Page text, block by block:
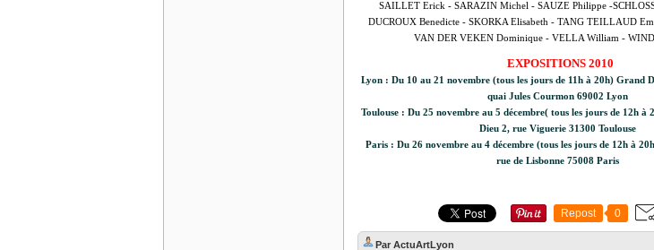
SAILLET Erick - SARAZIN Michel - SAUZE Philippe -
DUCROUX Benedicte - SKORKA Elisabeth - TANG TEILLAUD
VAN DER VEKEN Dominique - VELLA William -
EXPOSITIONS 2010
Lyon : Du 10 au 21 novembre (tous les jours de 11h à 20h) Grand
quai Jules Courmon 69002 Lyon
Toulouse : Du 25 novembre au 5 décembre( tous les jours de 12h à
Dieu 2, rue Viguerie 31300 Toulouse
Paris : Du 26 novembre au 4 décembre (tous les jours de 12h à
rue de Lisbonne 75008 Paris
Repost 0
Par ActuArtLyon